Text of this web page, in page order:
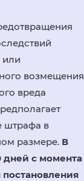
или
возмещения
вреда
штрафа в
размере. В
дней с момента